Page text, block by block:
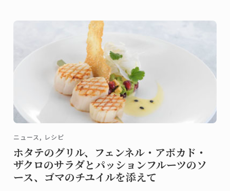
ニュース, レシピ
ホタテのグリル、フェンネル・アボカド・
ザクロのサラダとパッションフルーツのソ
ース、ゴマのチユイルを添えて